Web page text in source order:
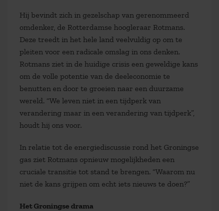
Hij bevindt zich in gezelschap van gerenommeerd
omdenker, de Rotterdamse hoogleraar Rotmans.
Deze treedt in het hele land veelvuldig op om te
pleiten voor een radicale omslag in ons denken.
Rotmans ziet in de huidige crisis een geweldige kans
om de volle potentie van de deeleconomie te
benutten en door te groeien naar een duurzame
wereld. “We leven niet in een tijdperk van
verandering maar in een verandering van tijdperk”,
houdt hij ons voor.
In relatie tot de energiediscussie rond het Groningse
gas ziet Rotmans opnieuw mogelijkheden een
cruciale transitie tot stand te brengen. “Waarom nu
niet de kans grijpen om echt iets nieuws te doen?”
Het Groningse drama